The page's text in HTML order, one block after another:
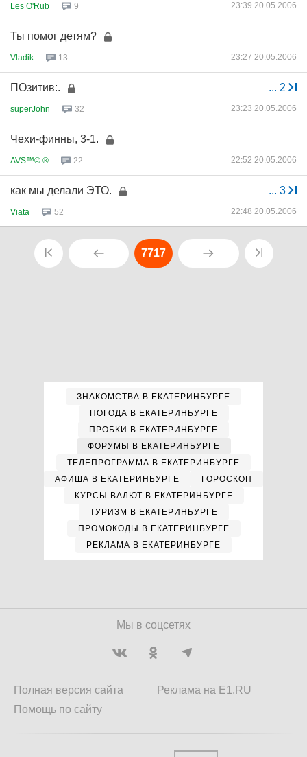
Les O'Rub 9 23:39 20.05.2006
Ты помог детям?
Vladik 13 23:27 20.05.2006
... 2
ПОзитив:.
superJohn 32 23:23 20.05.2006
Чехи-финны, 3-1.
AVS™© ® 22 22:52 20.05.2006
... 3
как мы делали ЭТО.
Viata 52 22:48 20.05.2006
7717
ЗНАКОМСТВА В ЕКАТЕРИНБУРГЕ
ПОГОДА В ЕКАТЕРИНБУРГЕ
ПРОБКИ В ЕКАТЕРИНБУРГЕ
ФОРУМЫ В ЕКАТЕРИНБУРГЕ
ТЕЛЕПРОГРАММА В ЕКАТЕРИНБУРГЕ
АФИША В ЕКАТЕРИНБУРГЕ
ГОРОСКОП
КУРСЫ ВАЛЮТ В ЕКАТЕРИНБУРГЕ
ТУРИЗМ В ЕКАТЕРИНБУРГЕ
ПРОМОКОДЫ В ЕКАТЕРИНБУРГЕ
РЕКЛАМА В ЕКАТЕРИНБУРГЕ
Мы в соцсетях
Полная версия сайта
Помощь по сайту
Реклама на E1.RU